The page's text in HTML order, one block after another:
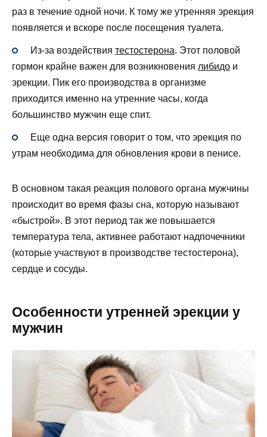
раз в течение одной ночи. К тому же утренняя эрекция
появляется и вскоре после посещения туалета.
Из-за воздействия тестостерона. Этот половой
гормон крайне важен для возникновения либидо и
эрекции. Пик его производства в организме
приходится именно на утренние часы, когда
большинство мужчин еще спит.
Еще одна версия говорит о том, что эрекция по
утрам необходима для обновления крови в пенисе.
В основном такая реакция полового органа мужчины
происходит во время фазы сна, которую называют
«быстрой». В этот период так же повышается
температура тела, активнее работают надпочечники
(которые участвуют в производстве тестостерона),
сердце и сосуды.
Особенности утренней эрекции у
мужчин